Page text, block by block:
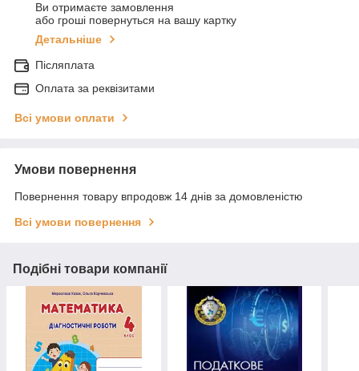
Ви отримаєте замовлення
або гроші повернуться на вашу картку
Детальніше
Післяплата
Оплата за реквізитами
Всі умови оплати
Умови повернення
Повернення товару впродовж 14 днів за домовленістю
Всі умови повернення
Подібні товари компанії